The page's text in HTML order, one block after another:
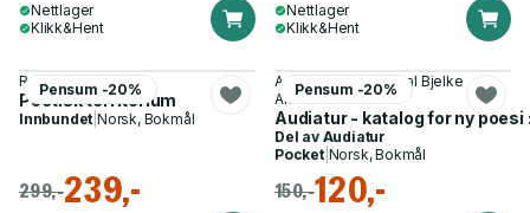
Nettlager
Klikk&Hent
Nettlager
Klikk&Hent
Pensum -20%
Rolf Vige
Poetisk territorium
Innbundet |Norsk, Bokmål
299,-239,-
Pensum -20%
Audun Lindholm, Paal Bjelke
Andersen
Audiatur - katalog for ny poesi
Del av Audiatur
Pocket| Norsk, Bokmål
150,-120,-